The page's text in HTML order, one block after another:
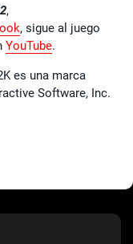
,
, sigue al juego
YouTube.
es una marca
Software, Inc.